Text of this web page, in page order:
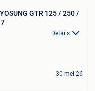
GTR 125 / 250 /
Details
30 mei 26